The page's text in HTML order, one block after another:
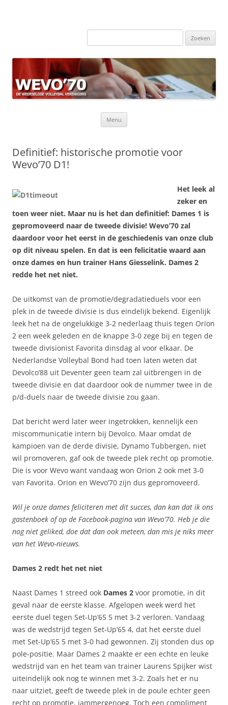
Zoeken
Menu
Definitief: historische promotie voor
Wevo’70 D1!
Het leek al
zeker en
toen weer niet. Maar nu is het dan definitief: Dames 1 is
gepromoveerd naar de tweede divisie! Wevo’70 zal
daardoor voor het eerst in de geschiedenis van onze club
op dit niveau spelen. En dat is een felicitatie waard aan
onze dames en hun trainer Hans Giesselink. Dames 2
redde het net niet.
De uitkomst van de promotie/degradatieduels voor een
plek in de tweede divisie is dus eindelijk bekend. Eigenlijk
leek het na de ongelukkige 3-2 nederlaag thuis tegen Orion
2 een week geleden en de knappe 3-0 zege bij en tegen de
tweede divisionist Favorita dinsdag al voor elkaar. De
Nederlandse Volleybal Bond had toen laten weten dat
Devolco’88 uit Deventer geen team zal uitbrengen in de
tweede divisie en dat daardoor ook de nummer twee in de
p/d-duels naar de tweede divisie zou gaan.
Dat bericht werd later weer ingetrokken, kennelijk een
miscommunicatie intern bij Devolco. Maar omdat de
kampioen van de derde divisie, Dynamo Tubbergen, niet
wil promoveren, gaf ook de tweede plek recht op promotie.
Die is voor Wevo want vandaag won Orion 2 ook met 3-0
van Favorita. Orion en Wevo’70 zijn dus gepromoveerd.
Wil je onze dames feliciteren met dit succes, dan kan dat ik ons
gastenboek of op de Facebook-pagina van Wevo’70. Heb je die
nog niet geliked, doe dat dan ook meteen, dan mis je niks meer
van het Wevo-nieuws.
Dames 2 redt het net niet
Naast Dames 1 streed ook Dames 2 voor promotie, in dit
geval naar de eerste klasse. Afgelopen week werd het
eerste duel tegen Set-Up’65 5 met 3-2 verloren. Vandaag
was de wedstrijd tegen Set-Up’65 4, dat het eerste duel
met Set-Up’65 5 met 3-0 had gewonnen. Zij stonden dus op
pole-positie. Maar Dames 2 maakte er een echte en leuke
wedstrijd van en het team van trainer Laurens Spijker wist
uiteindelijk ook nog te winnen met 3-2. Zoals het er nu
naar uitziet, geeft de tweede plek in de poule echter geen
recht op promotie, jammergenoeg. Toch een compliment